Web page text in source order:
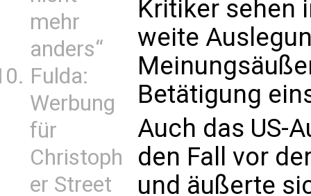
mehr
anders“
Fulda:
Werbung
für
Christoph
er Street
Kritiker sehen
weite
Betätigung
Auch das US-
den Fall vor
und äußerte